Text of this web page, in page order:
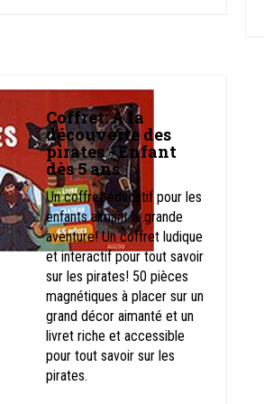
Coffret: À la
découverte des
pirates - Enfant
dès 5 ans
Un coffret éducatif pour les
enfants aimant la grande
aventure! Un coffret ludique
et interactif pour tout savoir
sur les pirates! 50 pièces
magnétiques à placer sur un
grand décor aimanté et un
livret riche et accessible
pour tout savoir sur les
pirates.